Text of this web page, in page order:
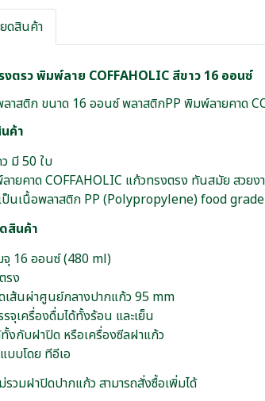
ยดสินค้า
งตรว พิมพ์ลาย COFFAHOLIC สีขาว 16 ออนซ์
าสติก ขนาด 16 ออนซ์ พลาสติกPP พิมพ์ลายคาด
ค้า
มี 50 ใบ
ายคาด COFFAHOLIC แก้วทรงตรง ทันสมัย สวย
ป็นเนื้อพลาสติก PP (Polypropylene) food
สินค้า
จุ 16 ออนซ์ (480 ml)
รง
เส้นผ่าศูนย์กลางปากแก้ว 95 mm
รจุเครื่องดื่มได้ทั้งร้อน และเย็น
ทั้งกับฝาปิด หรือเครื่องซีลฝาแก้ว
บบโดย ทีอีเอ
รวมฝาปิดปากแก้ว สามารถสั่งซื้อเพิ่มได้